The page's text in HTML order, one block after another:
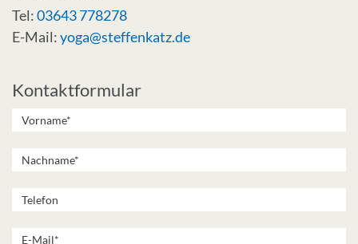
Tel:03643 778278
E-Mail:yoga@steffenkatz.de
Kontaktformular